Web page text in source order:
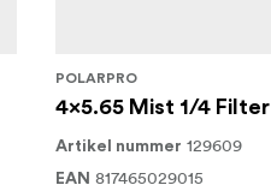
POLARPRO
4x5.65 Mist 1/4 Filter
Artikel nummer 129609
EAN 817465029015